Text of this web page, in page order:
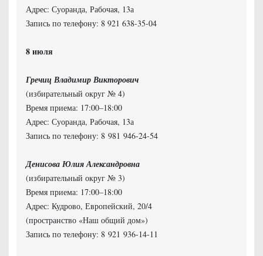
Адрес: Суоранда, Рабочая, 13а
Запись по телефону: 8 921 638-35-04
Гречиц Владимир Викторович
(избирательный округ № 4)
Время приема: 17:00–18:00
Адрес: Суоранда, Рабочая, 13а
Запись по телефону: 8 981 946-24-54
Денисова Юлия Александровна
(избирательный округ № 3)
Время приема: 17:00–18:00
Адрес: Кудрово, Европейский, 20/4
(пространство «Наш общий дом»)
Запись по телефону: 8 921 936-14-11